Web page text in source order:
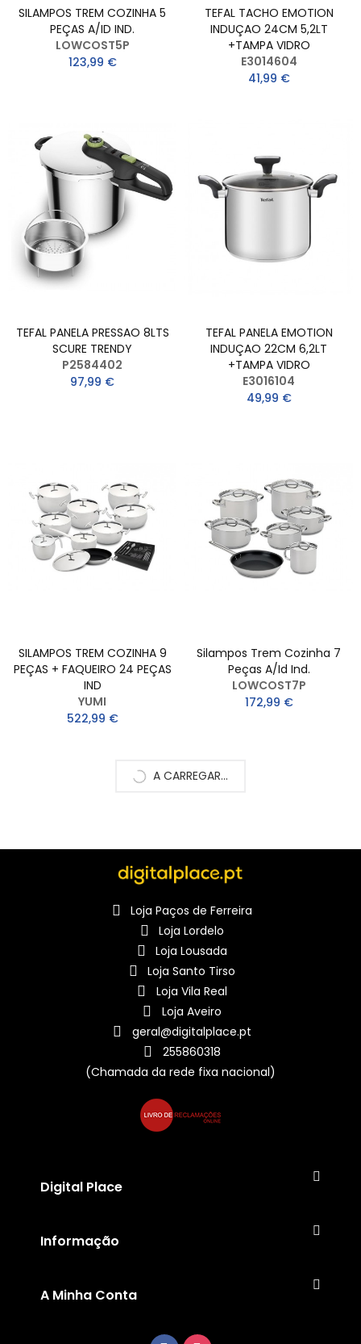
SILAMPOS TREM COZINHA 5
PEÇAS A/ID IND.
LOWCOST5P
123,99 €
TEFAL TACHO EMOTION
INDUÇAO 24CM 5,2LT
+TAMPA VIDRO
E3014604
41,99 €
TEFAL PANELA PRESSAO 8LTS
SCURE TRENDY
P2584402
97,99 €
TEFAL PANELA EMOTION
INDUÇAO 22CM 6,2LT
+TAMPA VIDRO
E3016104
49,99 €
SILAMPOS TREM COZINHA 9
PEÇAS + FAQUEIRO 24 PEÇAS
IND
YUMI
522,99 €
Silampos Trem Cozinha 7
Peças A/Id Ind.
LOWCOST7P
172,99 €
A CARREGAR...
Loja Paços de Ferreira
Loja Lordelo
Loja Lousada
Loja Santo Tirso
Loja Vila Real
Loja Aveiro
geral@digitalplace.pt
255860318
(Chamada da rede fixa nacional)
Digital Place
Informação
A Minha Conta